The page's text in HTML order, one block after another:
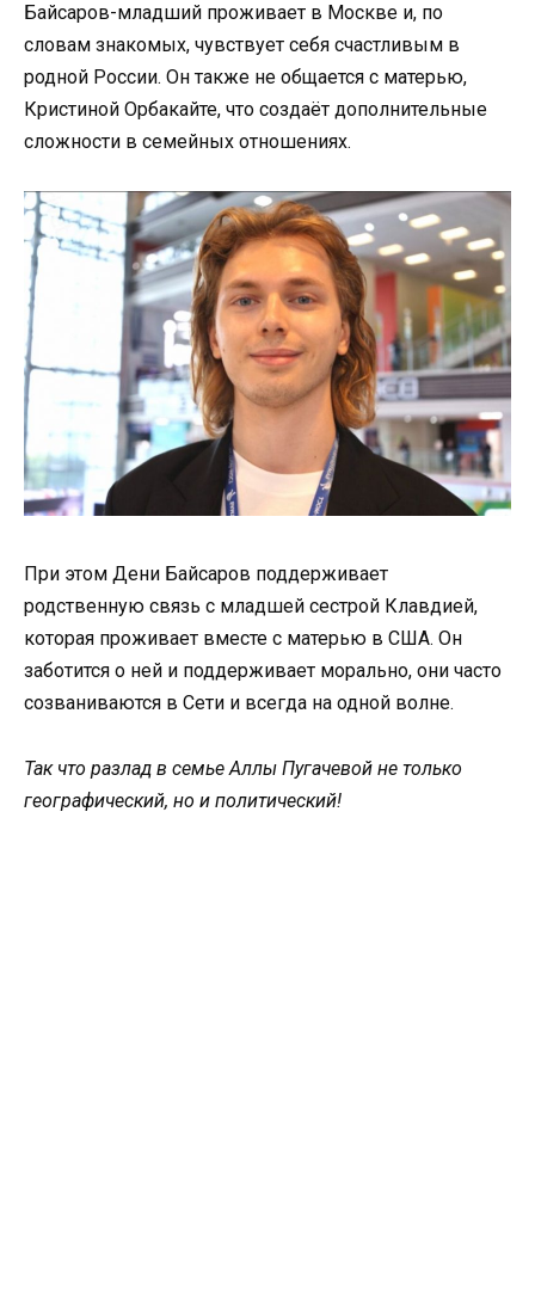
Байсаров-младший проживает в Москве и, по
словам знакомых, чувствует себя счастливым в
родной России. Он также не общается с матерью,
Кристиной Орбакайте, что создаёт дополнительные
сложности в семейных отношениях.
При этом Дени Байсаров поддерживает
родственную связь с младшей сестрой Клавдией,
которая проживает вместе с матерью в США. Он
заботится о ней и поддерживает морально, они часто
созваниваются в Сети и всегда на одной волне.
Так что разлад в семье Аллы Пугачевой не только
географический, но и политический!